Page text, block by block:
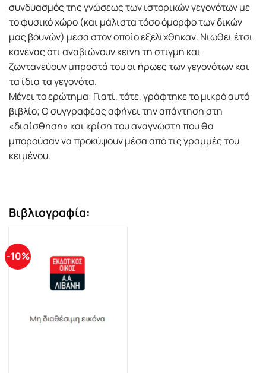
συνδυασμός της γνώσεως των ιστορικών γεγονότων με
το φυσικό χώρο (και μάλιστα τόσο όμορφο των δικών
μας βουνών) μέσα στον οποίο εξελίχθηκαν. Νιώθει έτσι
κανένας ότι αναβιώνουν κείνη τη στιγμή και
ζωντανεύουν μπροστά του οι ήρωες των γεγονότων και
τα ίδια τα γεγονότα.
Μένει το ερώτημα: Γιατί, τότε, γράφτηκε το μικρό αυτό
βιβλίο; Ο συγγραφέας αφήνει την απάντηση στη
«διαίσθηση» και κρίση του αναγνώστη που θα
μπορούσαν να προκύψουν μέσα από τις γραμμές του
κειμένου.
Βιβλιογραφία:
-10%